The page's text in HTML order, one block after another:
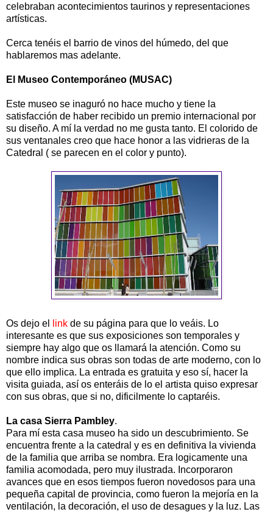
celebraban acontecimientos taurinos y representaciones
artísticas.
Cerca tenéis el barrio de vinos del húmedo, del que
hablaremos mas adelante.
El Museo Contemporáneo (MUSAC)
Este museo se inaguró no hace mucho y tiene la
satisfacción de haber recibido un premio internacional por
su diseño. A mí la verdad no me gusta tanto. El colorido de
sus ventanales creo que hace honor a las vidrieras de la
Catedral ( se parecen en el color y punto).
Os dejo el link de su página para que lo veáis. Lo
interesante es que sus exposiciones son temporales y
siempre hay algo que os llamará la atención. Como su
nombre indica sus obras son todas de arte moderno, con lo
que ello implica. La entrada es gratuita y eso sí, hacer la
visita guiada, así os enteráis de lo el artista quiso expresar
con sus obras, que si no, dificilmente lo captaréis.
La casa Sierra Pambley.
Para mí esta casa museo ha sido un descubrimiento. Se
encuentra frente a la catedral y es en definitiva la vivienda
de la familia que arriba se nombra. Era logicamente una
familia acomodada, pero muy ilustrada. Incorporaron
avances que en esos tiempos fueron novedosos para una
pequeña capital de provincia, como fueron la mejoría en la
ventilación, la decoración, el uso de desagues y la luz. Las